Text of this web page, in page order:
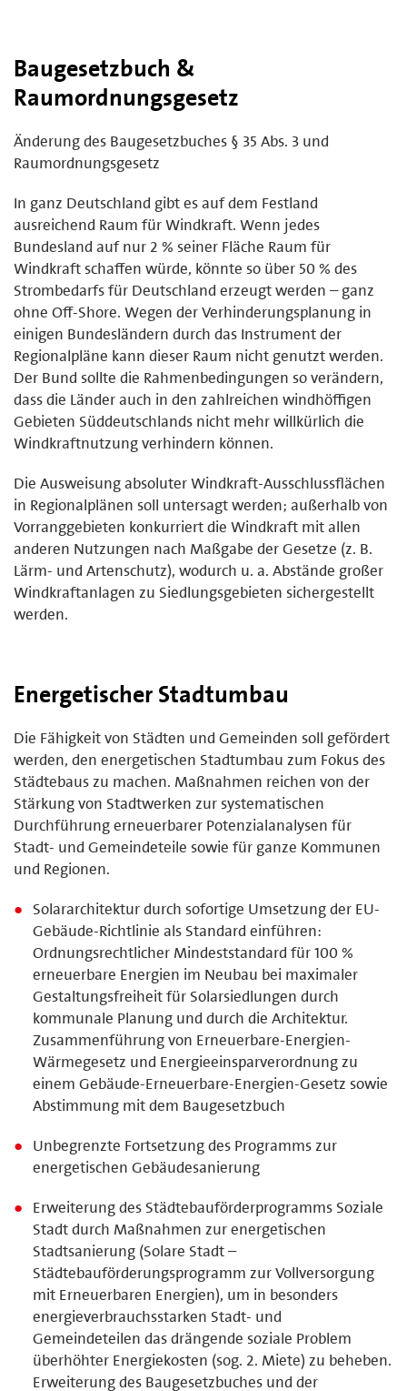
Baugesetzbuch &
Raumordnungsgesetz
Änderung des Baugesetzbuches § 35 Abs. 3 und
Raumordnungsgesetz
In ganz Deutschland gibt es auf dem Festland
ausreichend Raum für Windkraft. Wenn jedes
Bundesland auf nur 2 % seiner Fläche Raum für
Windkraft schaffen würde, könnte so über 50 % des
Strombedarfs für Deutschland erzeugt werden – ganz
ohne Off-Shore. Wegen der Verhinderungsplanung in
einigen Bundesländern durch das Instrument der
Regionalpläne kann dieser Raum nicht genutzt werden.
Der Bund sollte die Rahmenbedingungen so verändern,
dass die Länder auch in den zahlreichen windhöffigen
Gebieten Süddeutschlands nicht mehr willkürlich die
Windkraftnutzung verhindern können.
Die Ausweisung absoluter Windkraft-Ausschlussflächen
in Regionalplänen soll untersagt werden; außerhalb von
Vorranggebieten konkurriert die Windkraft mit allen
anderen Nutzungen nach Maßgabe der Gesetze (z. B.
Lärm- und Artenschutz), wodurch u. a. Abstände großer
Windkraftanlagen zu Siedlungsgebieten sichergestellt
werden.
Energetischer Stadtumbau
Die Fähigkeit von Städten und Gemeinden soll gefördert
werden, den energetischen Stadtumbau zum Fokus des
Städtebaus zu machen. Maßnahmen reichen von der
Stärkung von Stadtwerken zur systematischen
Durchführung erneuerbarer Potenzialanalysen für
Stadt- und Gemeindeteile sowie für ganze Kommunen
und Regionen.
Solararchitektur durch sofortige Umsetzung der EU-
Gebäude-Richtlinie als Standard einführen:
Ordnungsrechtlicher Mindeststandard für 100 %
erneuerbare Energien im Neubau bei maximaler
Gestaltungsfreiheit für Solarsiedlungen durch
kommunale Planung und durch die Architektur.
Zusammenführung von Erneuerbare-Energien-
Wärmegesetz und Energieeinsparverordnung zu
einem Gebäude-Erneuerbare-Energien-Gesetz sowie
Abstimmung mit dem Baugesetzbuch
Unbegrenzte Fortsetzung des Programms zur
energetischen Gebäudesanierung
Erweiterung des Städtebauförderprogramms Soziale
Stadt durch Maßnahmen zur energetischen
Stadtsanierung (Solare Stadt –
Städtebauförderungsprogramm zur Vollversorgung
mit Erneuerbaren Energien), um in besonders
energieverbrauchsstarken Stadt- und
Gemeindeteilen das drängende soziale Problem
überhöhter Energiekosten (sog. 2. Miete) zu beheben.
Erweiterung des Baugesetzbuches und der